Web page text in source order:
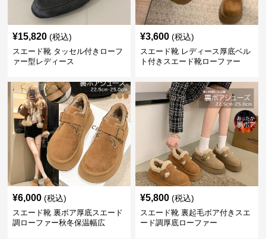
¥15,820 (税込)
スエード靴 タッセル付きローフ
ァー型レディース
¥3,600 (税込)
スエード靴 レディース厚底ベル
ト付きスエード靴ローファー
¥6,000 (税込)
スエード靴 裏ボア厚底スエード
調ローファー秋冬保温幅広
¥5,800 (税込)
スエード靴 裏起毛ボア付きスエ
ード調厚底ローファー